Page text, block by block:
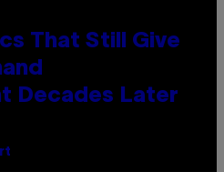
That Still Give
Decades Later